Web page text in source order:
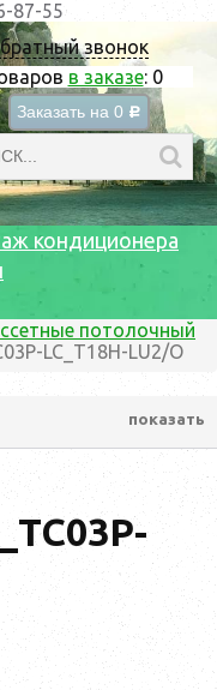
звонок
в заказе: 0
Заказать на 0 c
87-55
кондиционера
потолочный
LC_T18H-LU2/O
показать